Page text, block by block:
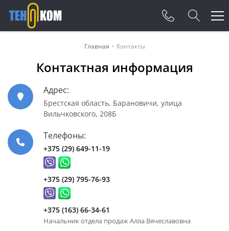
+375 (29) 649-11-19
+375 (29) 795-76-93
+375 (163) 66-34-61
+375 (163) 66-34-59
Зам. начальника отдела продаж Екатерина
менеджер Ирина
менеджер Виктория, менеджер Светлана
Главная Контакты
Контактная информация
Адрес:
Брестская область, Барановичи, улица
Вильчковского, 208Б
Телефоны:
+375 (29) 649-11-19
+375 (29) 795-76-93
+375 (163) 66-34-61
Начальник отдела продаж Алла Вячеславовна